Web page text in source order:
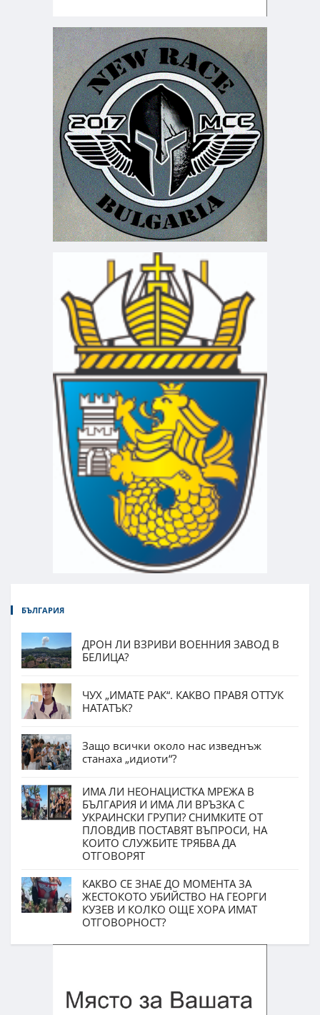
БЪЛГАРИЯ
ДРОН ЛИ ВЗРИВИ ВОЕННИЯ ЗАВОД В
БЕЛИЦА?
ЧУХ „ИМАТЕ РАК“. КАКВО ПРАВЯ ОТТУК
НАТАТЪК?
Защо всички около нас изведнъж
станаха „идиоти“?
ИМА ЛИ НЕОНАЦИСТКА МРЕЖА В
БЪЛГАРИЯ И ИМА ЛИ ВРЪЗКА С
УКРАИНСКИ ГРУПИ? СНИМКИТЕ ОТ
ПЛОВДИВ ПОСТАВЯТ ВЪПРОСИ, НА
КОИТО СЛУЖБИТЕ ТРЯБВА ДА
ОТГОВОРЯТ
КАКВО СЕ ЗНАЕ ДО МОМЕНТА ЗА
ЖЕСТОКОТО УБИЙСТВО НА ГЕОРГИ
КУЗЕВ И КОЛКО ОЩЕ ХОРА ИМАТ
ОТГОВОРНОСТ?